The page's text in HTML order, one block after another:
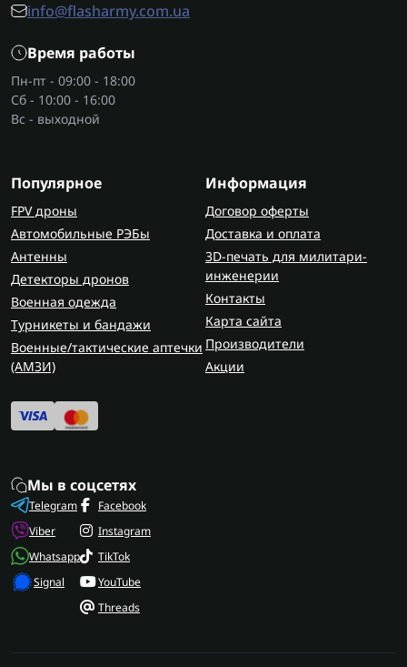
info@flasharmy.com.ua
Время работы
Пн-пт - 09:00 - 18:00
Сб - 10:00 - 16:00
Вс - выходной
Популярное
FPV дроны
Автомобильные РЭБы
Антенны
Детекторы дронов
Военная одежда
Турникеты и бандажи
Военные/тактические аптечки
(AMЗИ)
Информация
Договор оферты
Доставка и оплата
3D-печать для милитари-
инженерии
Контакты
Карта сайта
Производители
Акции
Мы в соцсетях
Telegram
Viber
Whatsapp
Signal
Facebook
Instagram
TikTok
YouTube
Threads